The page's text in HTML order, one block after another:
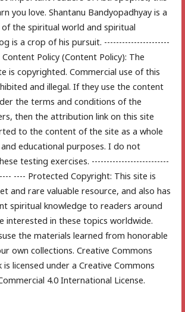
you love. Shantanu Bandyopadhyay is a
the spiritual world and spiritual
is a crop of his pursuit. ----------------------
Policy (Content Policy): The
is copyrighted. Commercial use of this
and illegal. If they use the content
the terms and conditions of the
then the attribution link on this site
to the content of the site as a whole
educational purposes. I do not
testing exercises. --------------------------
---- Protected Copyright: This site is
and rare valuable resource, and also has
spiritual knowledge to readers around
interested in these topics worldwide.
the materials learned from honorable
own collections. Creative Commons
is licensed under a Creative Commons
4.0 International License.